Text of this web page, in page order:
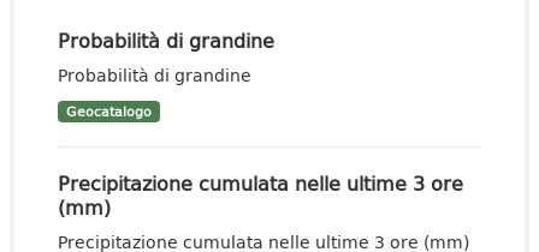
Probabilità di grandine
Probabilità di grandine
Geocatalogo
Precipitazione cumulata nelle ultime 3 ore
(mm)
Precipitazione cumulata nelle ultime 3 ore (mm)